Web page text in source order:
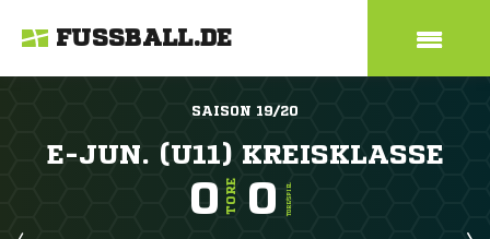
FUSSBALL.DE
SAISON 19/20
E-JUN. (U11) KREISKLASSE
0 TORE 0 TORE/SPIEL